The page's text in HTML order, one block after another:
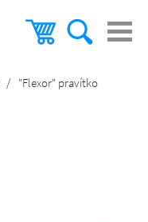
/ "Flexor" pravítko